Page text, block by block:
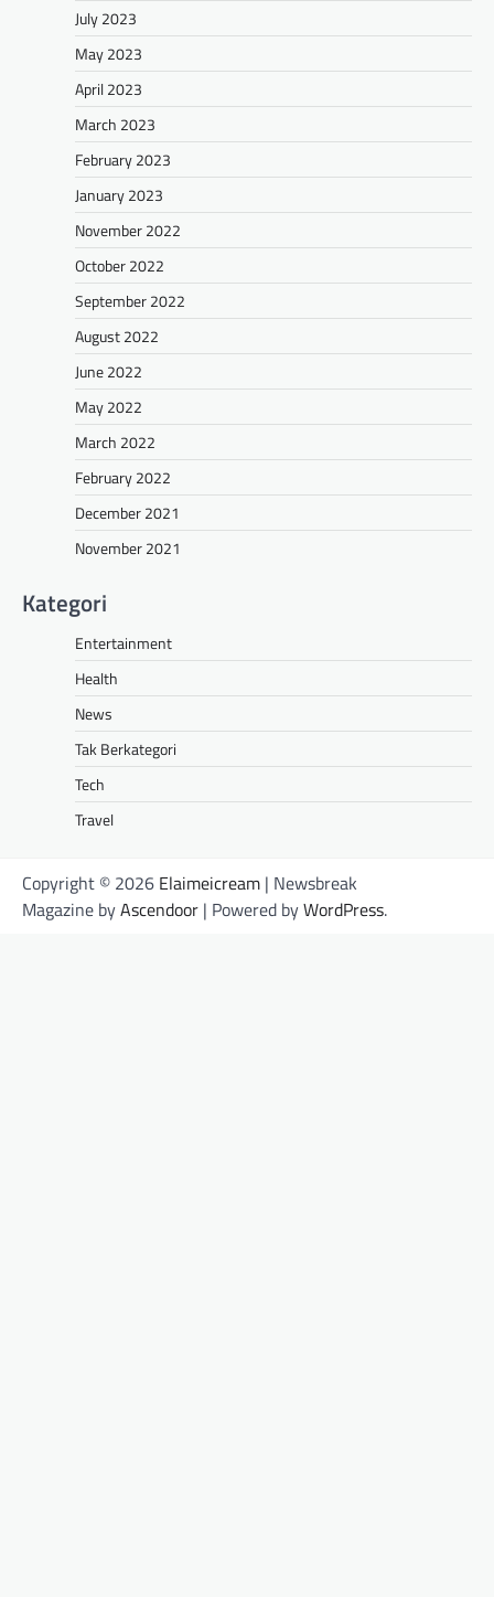
July 2023
May 2023
April 2023
March 2023
February 2023
January 2023
November 2022
October 2022
September 2022
August 2022
June 2022
May 2022
March 2022
February 2022
December 2021
November 2021
Kategori
Entertainment
Health
News
Tak Berkategori
Tech
Travel
Copyright © 2026 Elaimeicream | Newsbreak
Magazine byAscendoor | Powered byWordPress.